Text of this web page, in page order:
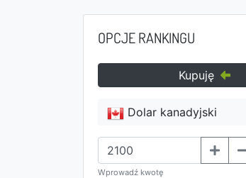
OPCJE RANKINGU
Kupuję
Dolar kanadyjski
Wprowadź kwotę